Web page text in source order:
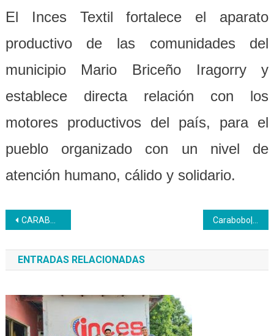
El Inces Textil fortalece el aparato
productivo de las comunidades del
municipio Mario Briceño Iragorry y
establece directa relación con los
motores productivos del país, para el
pueblo organizado con un nivel de
atención humano, cálido y solidario.
Navegación
de
entradas
CARABOBO | CFS Rafael Urdaneta realizó certificación de saberes en panadería a trabajadores de PdvsaYagua
ENTRADAS RELACIONADAS